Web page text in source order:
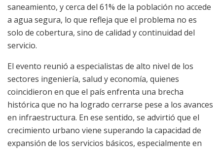
saneamiento, y cerca del 61% de la población no accede
a agua segura, lo que refleja que el problema no es
solo de cobertura, sino de calidad y continuidad del
servicio.
El evento reunió a especialistas de alto nivel de los
sectores ingeniería, salud y economía, quienes
coincidieron en que el país enfrenta una brecha
histórica que no ha logrado cerrarse pese a los avances
en infraestructura. En ese sentido, se advirtió que el
crecimiento urbano viene superando la capacidad de
expansión de los servicios básicos, especialmente en